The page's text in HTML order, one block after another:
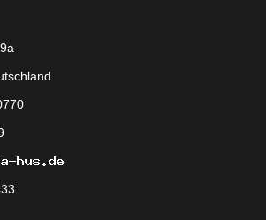
dazu entschieden hat
ebenfalls zu
Blütenranken.